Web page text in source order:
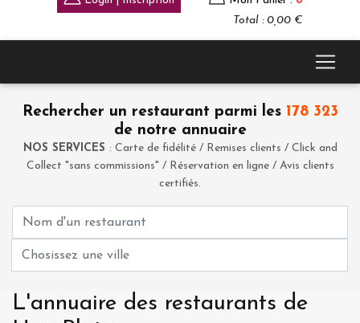
Total : 0,00 €
Rechercher un restaurant parmi les 178 323
de notre annuaire
NOS SERVICES : Carte de fidélité / Remises clients / Click and
Collect "sans commissions" / Réservation en ligne / Avis clients
certifiés.
L'annuaire des restaurants de